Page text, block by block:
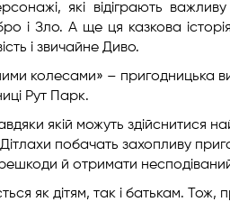
які відіграють
і Зло. А ще ця казкова
і звичайне Диво.
колесами» – пригодницька
Рут Парк.
якій можуть здійснитися
побачать захопливу
й отримати
як дітям, так і батькам. Тож,